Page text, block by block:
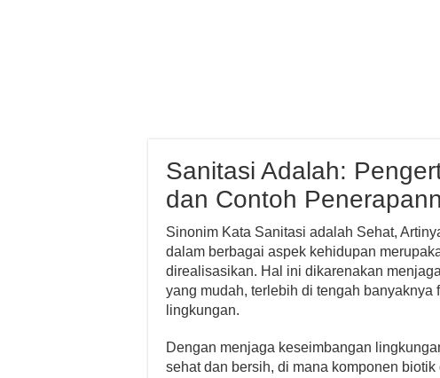
Sanitasi Adalah:
dan Contoh
Sinonim Kata Sanitasi adalah Sehat,
dalam berbagai aspek kehidupan
direalisasikan. Hal ini dikarenakan
yang mudah, terlebih di tengah banyaknya
lingkungan.
Dengan menjaga keseimbangan
sehat dan bersih, di mana komponen